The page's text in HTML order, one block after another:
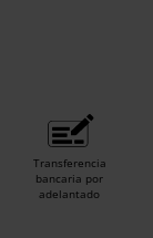
Transferencia
bancaria por
adelantado